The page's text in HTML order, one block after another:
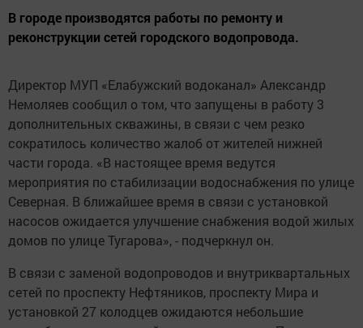
В городе производятся работы по ремонту и
реконструкции сетей городского водопровода.
Директор МУП «Елабужский водоканал» Александр
Немоляев сообщил о том, что запущены в работу 3
дополнительных скважины, в связи с чем резко
сократилось количество жалоб от жителей нижней
части города. «В настоящее время ведутся
мероприятия по стабилизации водоснабжения по улице
Северная. В ближайшее время в связи с установкой
насосов ожидается улучшение снабжения водой жилых
домов по улице Тугарова», - подчеркнул он.
В связи с заменой водопроводов и внутриквартальных
сетей по проспекту Нефтяников, проспекту Мира и
установкой 27 колодцев ожидаются небольшие